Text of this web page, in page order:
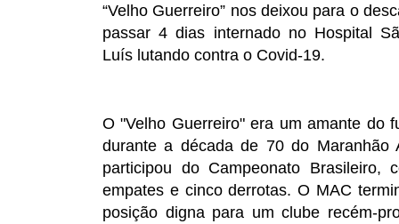
“Velho Guerreiro” nos deixou para o
passar 4 dias internado no Hospital
Luís lutando contra o Covid-19.
O "Velho Guerreiro" era um amante do
durante a década de 70 do Maranhão
participou do Campeonato Brasileiro,
empates e cinco derrotas. O MAC
posição digna para um clube recém-